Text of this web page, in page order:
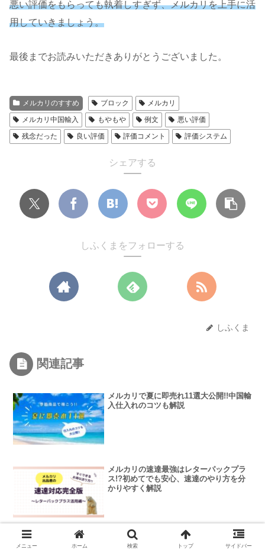
悪い評価をもらっても執着しすぎず、メルカリを上手に活
用していきましょう。
最後までお読みいただきありがとうございました。
メルカリのすすめ ブロック
メルカリ
メルカリ中国輸入
もやもや 例文
悪い評価
残念だった
良い評価 評価コメント 評価システム
シェアする
しふくまをフォローする
しふくま
関連記事
メルカリで夏に即売れ11選大公開!!中国輸
入仕入れのコツも解説
メルカリの速達最強はレターパックプラ
ス!?初めてでも安心、速達のやり方を分
かりやすく解説
売れる商品説明はChatGPTに作らせよ
メニュー ホーム 検索 トップ サイドバー